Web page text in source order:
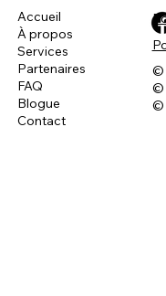
©
©
©
Accueil
À propos
Services
Partenaires
FAQ
Blogue
Contact